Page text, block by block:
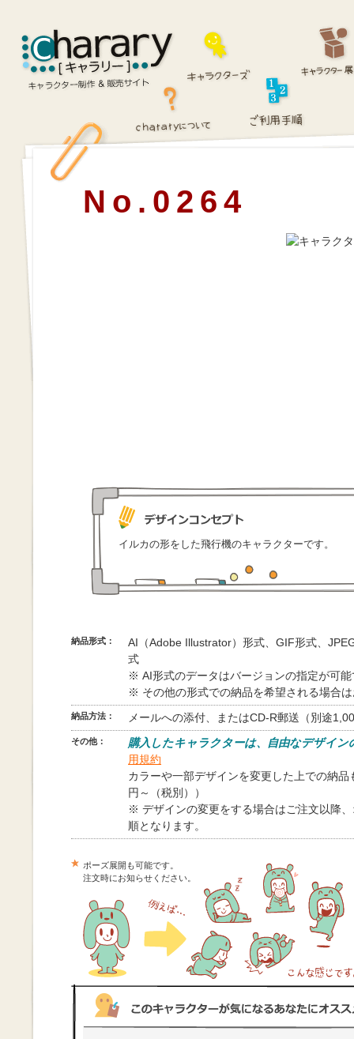
No.0264
イルカの形をした飛行機のキャラクターです。
納品形式：
AI（Adobe Illustrator）形式、GIF形式、
式
※ AI形式のデータはバージョンの指定が可能
※ その他の形式での納品を希望される場合
納品方法： メールへの添付、またはCD-R郵送（別途
その他：
購入したキャラクターは、自由なデザイン
用規約
カラーや一部デザインを変更した上での納
円～（税別））
※ デザインの変更をする場合はご注文以降
順となります。
ポーズ展開も可能です。
注文時にお知らせください。